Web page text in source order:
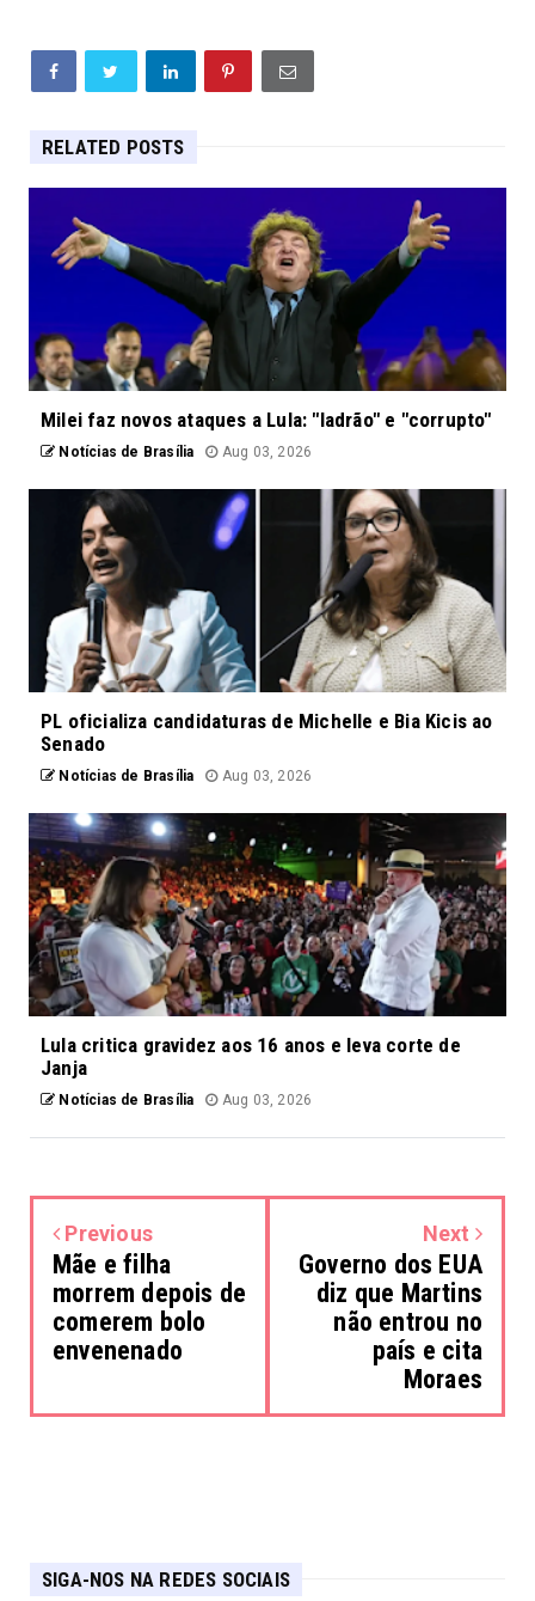
RELATED POSTS
Milei faz novos ataques a Lula: "ladrão" e "corrupto"
Notícias de Brasília Aug 03, 2026
PL oficializa candidaturas de Michelle e Bia Kicis ao
Senado
Notícias de Brasília Aug 03, 2026
Lula critica gravidez aos 16 anos e leva corte de
Janja
Notícias de Brasília Aug 03, 2026
Previous
Mãe e filha
morrem depois de
comerem bolo
envenenado
Next
Governo dos EUA
diz que Martins
não entrou no
país e cita
Moraes
SIGA-NOS NA REDES SOCIAIS